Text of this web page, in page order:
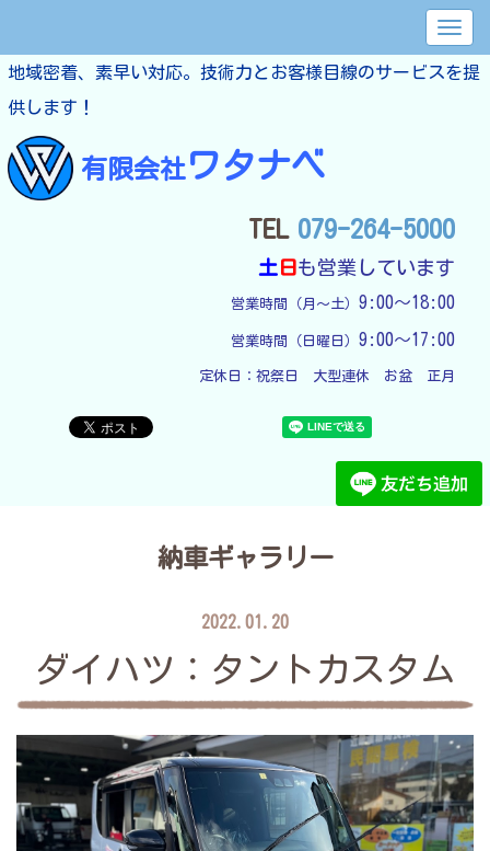
地域密着、素早い対応。技術力とお客様目線のサービスを提
供します！
有限会社ワタナベ
TEL 079-264-5000
土日も営業しています
営業時間（月～土） 9:00～18:00
営業時間（日曜日） 9:00～17:00
定休日： 祝祭日　大型連休　お盆　正月
納車ギャラリー
2022.01.20
ダイハツ：タントカスタム